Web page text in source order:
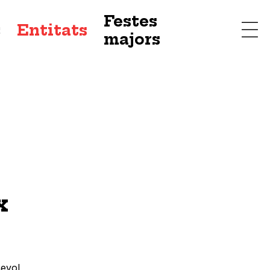
Entitats
Festes
majors